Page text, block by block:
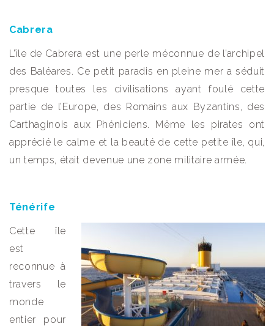
Cabrera
L’île de Cabrera est une perle méconnue de l’archipel
des Baléares. Ce petit paradis en pleine mer a séduit
presque toutes les civilisations ayant foulé cette
partie de l’Europe, des Romains aux Byzantins, des
Carthaginois aux Phéniciens. Même les pirates ont
apprécié le calme et la beauté de cette petite île, qui,
un temps, était devenue une zone militaire armée.
Ténérife
Cette île
est
reconnue à
travers le
monde
entier pour